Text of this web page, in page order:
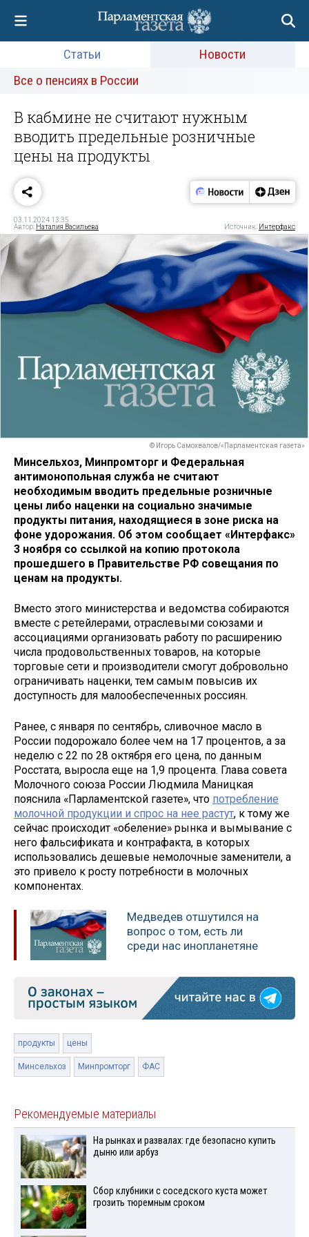
Статьи
Новости
Все о пенсиях в России
В кабмине не считают нужным
вводить предельные розничные
цены на продукты
03.11.2024 13:35
Автор: Наталия Васильева Источник: Интерфакс
© Игорь Самохвалов/«Парламентская газета»
Минсельхоз, Минпромторг и Федеральная
антимонопольная служба не считают
необходимым вводить предельные розничные
цены либо наценки на социально значимые
продукты питания, находящиеся в зоне риска на
фоне удорожания. Об этом сообщает «Интерфакс»
3 ноября со ссылкой на копию протокола
прошедшего в Правительстве РФ совещания по
ценам на продукты.
Вместо этого министерства и ведомства собираются
вместе с ретейлерами, отраслевыми союзами и
ассоциациями организовать работу по расширению
числа продовольственных товаров, на которые
торговые сети и производители смогут добровольно
ограничивать наценки, тем самым повысив их
доступность для малообеспеченных россиян.
Ранее, с января по сентябрь, сливочное масло в
России подорожало более чем на 17 процентов, а за
неделю с 22 по 28 октября его цена, по данным
Росстата, выросла еще на 1,9 процента. Глава совета
Молочного союза России Людмила Маницкая
пояснила «Парламентской газете», что потребление
молочной продукции и спрос на нее растут, к тому же
сейчас происходит «обеление» рынка и вымывание с
него фальсификата и контрафакта, в которых
использовались дешевые немолочные заменители, а
это привело к росту потребности в молочных
компонентах.
Медведев отшутился на
вопрос о том, есть ли
среди нас инопланетяне
продукты цены
Минсельхоз Минпромторг ФАС
Рекомендуемые материалы
На рынках и развалах: где безопасно купить
дыню или арбуз
Сбор клубники с соседского куста может
грозить тюремным сроком